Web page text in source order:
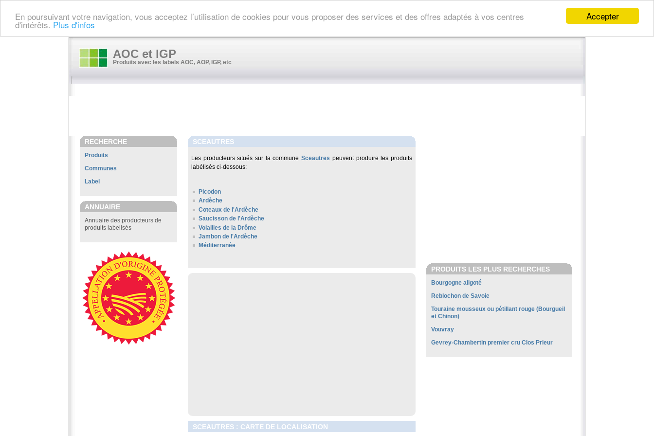
Accepter
En poursuivant votre navigation, vous acceptez l’utilisation de cookies pour vous proposer des services et des offres adaptés à vos centres
d'intérêts. Plus d'infos
AOC et IGP
Produits avec les labels AOC, AOP, IGP, etc
RECHERCHE
Produits
Communes
Label
ANNUAIRE
Annuaire des producteurs de
produits labelisés
SCEAUTRES
Les producteurs situés sur la communeSceautres peuvent produire les produits
labélisés ci-dessous:
Picodon
Ardèche
Coteaux de l'Ardèche
Saucisson de l'Ardèche
Volailles de la Drôme
Jambon de l'Ardèche
Méditerranée
SCEAUTRES : CARTE DE LOCALISATION
PRODUITS LES PLUS RECHERCHES
Bourgogne aligoté
Reblochon de Savoie
Touraine mousseux ou pétillant rouge (Bourgueil
et Chinon)
Vouvray
Gevrey-Chambertin premier cru Clos Prieur